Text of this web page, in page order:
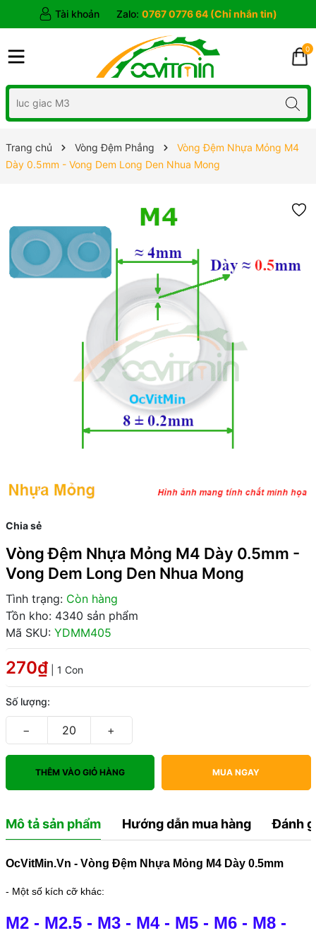
Tài khoản Zalo: 0767 0776 64 (Chỉ nhắn tin)
0
Trang chủ Vòng Đệm Phẳng
Vòng Đệm Nhựa Mỏng M4
Dày 0.5mm - Vong Dem Long Den Nhua Mong
Chia sẻ
Vòng Đệm Nhựa Mỏng M4 Dày 0.5mm -
Vong Dem Long Den Nhua Mong
Tình trạng: Còn hàng
Tồn kho: 4340 sản phẩm
Mã SKU: YDMM405
270₫ | 1 Con
Số lượng:
− +
THÊM VÀO GIỎ HÀNG MUA NGAY
Mô tả sản phẩm Hướng dẫn mua hàng Đánh
OcVitMin.Vn - Vòng Đệm Nhựa Mỏng M4 Dày 0.5mm
- Một số kích cỡ khác:
M2 - M2.5 - M3 - M4 - M5 - M6 - M8 -